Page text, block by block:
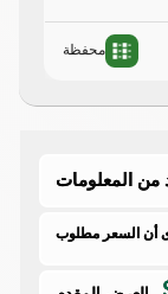
محفظة
من المعلومات
أن السعر مطلوب